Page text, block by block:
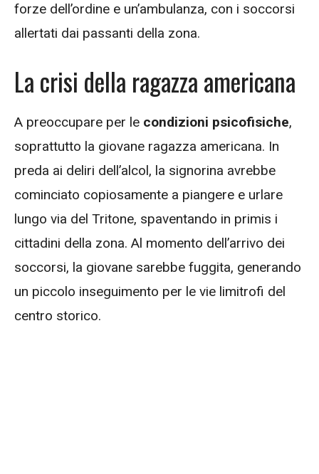
forze dell’ordine e un’ambulanza, con i soccorsi
allertati dai passanti della zona.
La crisi della ragazza americana
A preoccupare per le condizioni psicofisiche,
soprattutto la giovane ragazza americana. In
preda ai deliri dell’alcol, la signorina avrebbe
cominciato copiosamente a piangere e urlare
lungo via del Tritone, spaventando in primis i
cittadini della zona. Al momento dell’arrivo dei
soccorsi, la giovane sarebbe fuggita, generando
un piccolo inseguimento per le vie limitrofi del
centro storico.